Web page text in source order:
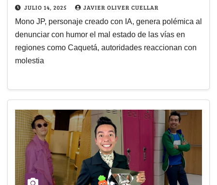
JULIO 14, 2025 JAVIER OLIVER CUELLAR
Mono JP, personaje creado con IA, genera polémica al
denunciar con humor el mal estado de las vías en
regiones como Caquetá, autoridades reaccionan con
molestia